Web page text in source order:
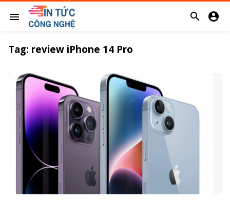
menu  
Tag: review iPhone 14 Pro